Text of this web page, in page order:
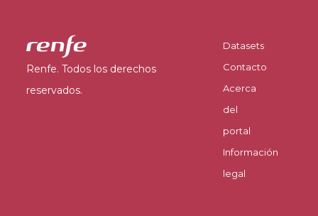
Renfe. Todos los derechos
reservados.
Datasets
Contacto
Acerca
del
portal
Información
legal